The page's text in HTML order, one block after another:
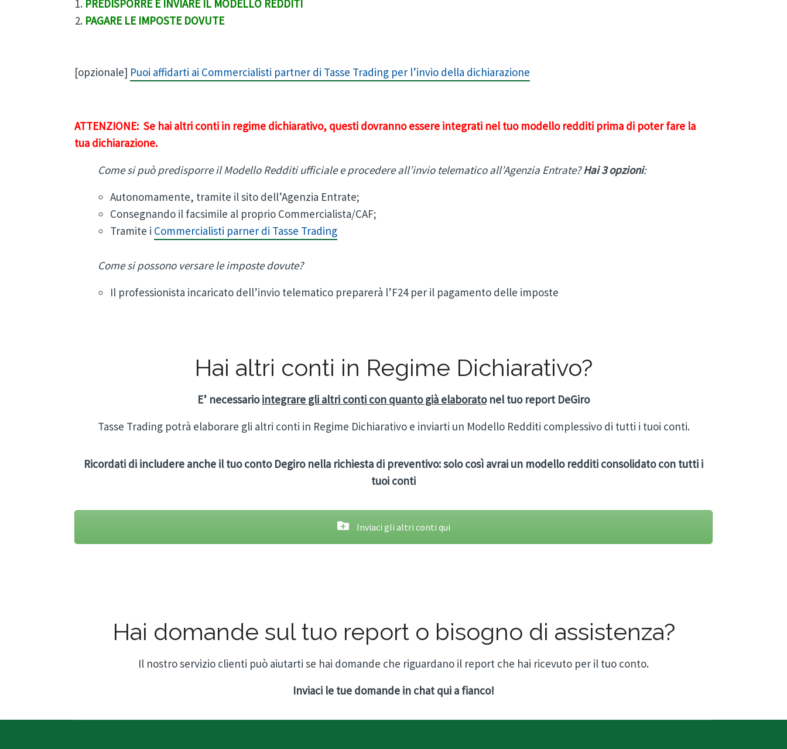
PREDISPORRE E INVIARE IL MODELLO REDDITI
PAGARE LE IMPOSTE DOVUTE
[opzionale] Puoi affidarti ai Commercialisti partner di Tasse Trading per l’invio della dichiarazione
ATTENZIONE: Se hai altri conti in regime dichiarativo, questi dovranno essere integrati nel tuo modello redditi prima di poter fare la
tua dichiarazione.
Come si può predisporre il Modello Redditi ufficiale e procedere all’invio telematico all’Agenzia Entrate?Hai 3 opzioni:
Autonomamente, tramite il sito dell’Agenzia Entrate;
Consegnando il facsimile al proprio Commercialista/CAF;
Tramite i Commercialisti parner di Tasse Trading
Come si possono versare le imposte dovute?
Il professionista incaricato dell’invio telematico preparerà l’F24 per il pagamento delle imposte
Hai altri conti in Regime Dichiarativo?
E’ necessariointegrare gli altri conti con quanto già elaboratonel tuo report DeGiro
Tasse Trading potrà elaborare gli altri conti in Regime Dichiarativo e inviarti un Modello Redditi complessivo di tutti i tuoi conti.
Ricordati di includere anche il tuo conto Degiro nella richiesta di preventivo: solo così avrai un modello redditi consolidato con tutti i
tuoi conti
Inviaci gli altri conti qui
Hai domande sul tuo report o bisogno di assistenza?
Il nostro servizio clienti può aiutarti se hai domande che riguardano il report che hai ricevuto per il tuo conto.
Inviaci le tue domande in chat qui a fianco!